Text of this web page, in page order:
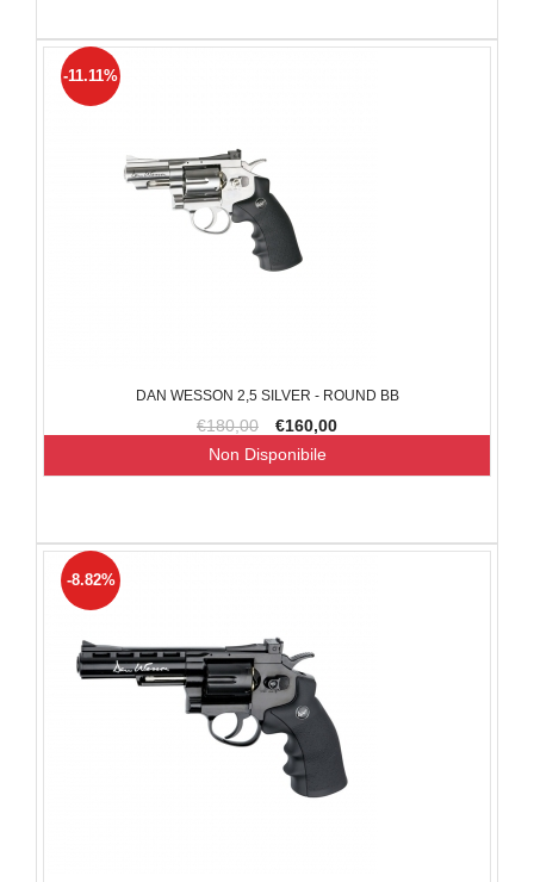
DAN WESSON 2,5 SILVER - ROUND BB
€180,00 €160,00
-11.11%
Non Disponibile
-8.82%